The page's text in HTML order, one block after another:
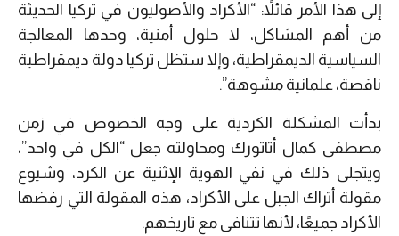
إلى هذا الأمر قائلاً: “الأكراد والأصوليون في تركيا الحديثة
من أهم المشاكل، لا حلول أمنية، وحدها المعالجة
السياسية الديمقراطية، وإلا ستظل تركيا دولة ديمقراطية
ناقصة، علمانية مشوهة”.
بدأت المشكلة الكردية على وجه الخصوص في زمن
مصطفى كمال أتاتورك ومحاولته جعل “الكل في واحد”،
ويتجلى ذلك في نفي الهوية الإثنية عن الكرد، وشيوع
مقولة أتراك الجبل على الأكراد، هذه المقولة التي رفضها
الأكراد جميعًا، لأنها تتنافى مع تاريخهم.